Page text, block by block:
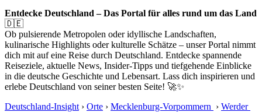
Entdecke Deutschland – Das Portal für alles rund um das Land
🇩🇪
Ob pulsierende Metropolen oder idyllische Landschaften,
kulinarische Highlights oder kulturelle Schätze – unser Portal nimmt
dich mit auf eine Reise durch Deutschland. Entdecke spannende
Reiseziele, aktuelle News, Insider-Tipps und tiefgehende Einblicke
in die deutsche Geschichte und Lebensart. Lass dich inspirieren und
erlebe Deutschland von seiner besten Seite! 🚀✨
Deutschland-Insight › Orte › Mecklenburg-Vorpommern › Werder